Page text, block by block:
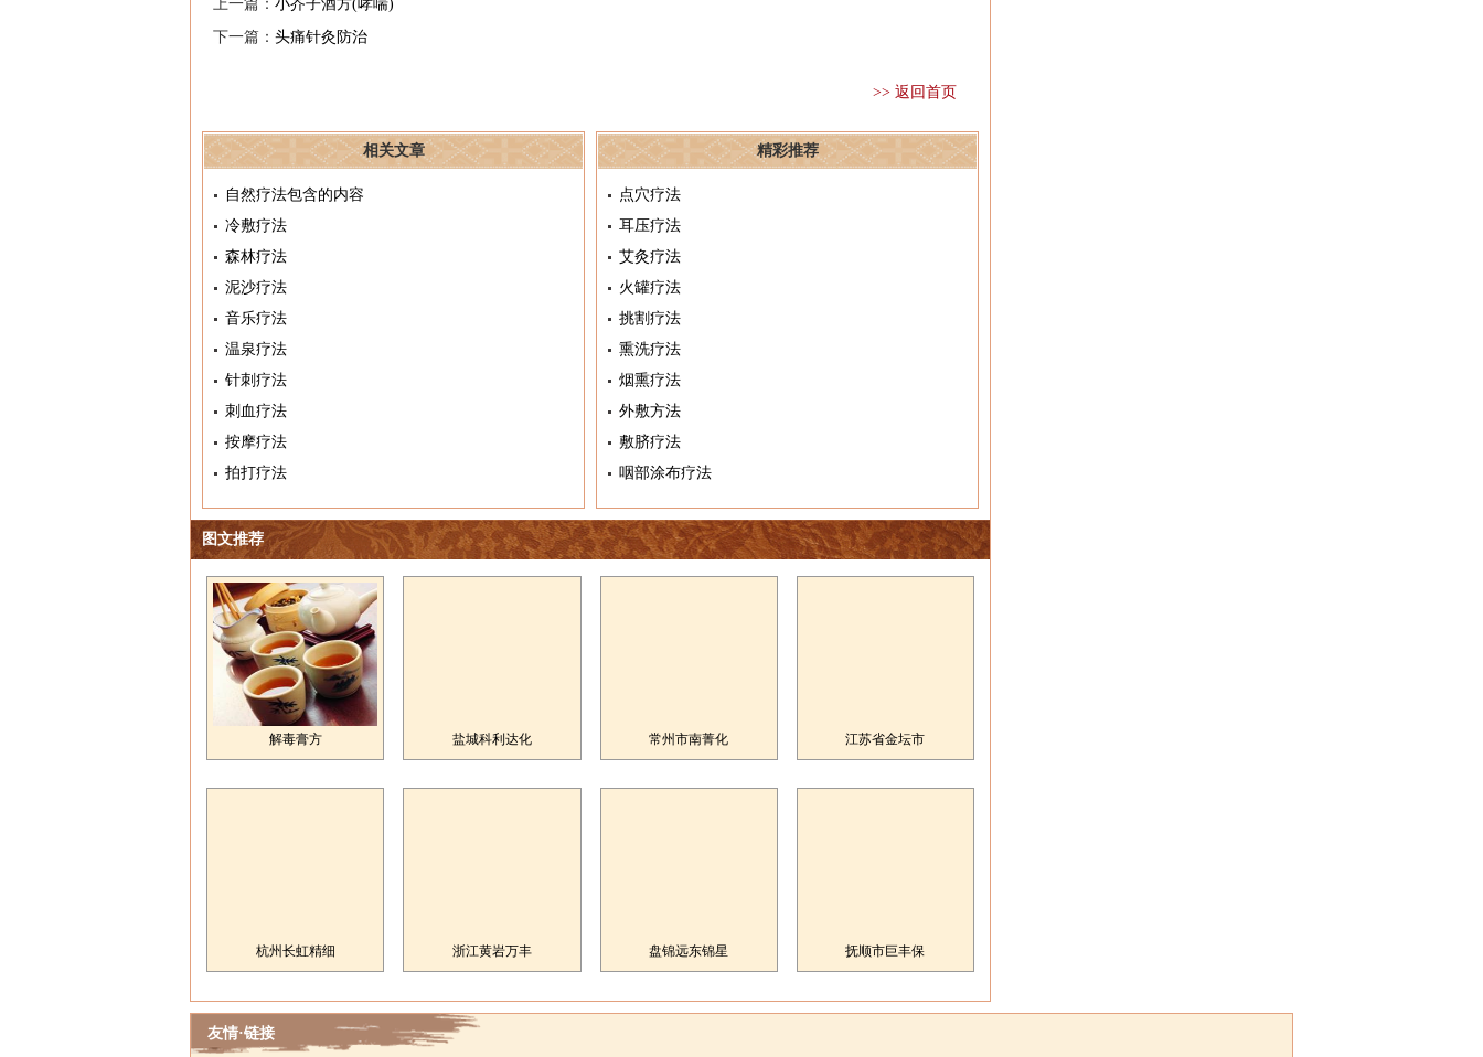
上一篇： 小芥子酒方(哮喘)
下一篇： 头痛针灸防治
>> 返回首页
相关文章
自然疗法包含的内容
冷敷疗法
森林疗法
泥沙疗法
音乐疗法
温泉疗法
针刺疗法
刺血疗法
按摩疗法
拍打疗法
精彩推荐
点穴疗法
耳压疗法
艾灸疗法
火罐疗法
挑割疗法
熏洗疗法
烟熏疗法
外敷方法
敷脐疗法
咽部涂布疗法
图文推荐
解毒膏方 盐城科利达化 常州市南菁化 江苏省金坛市
杭州长虹精细 浙江黄岩万丰 盘锦远东锦星 抚顺市巨丰保
友情·链接